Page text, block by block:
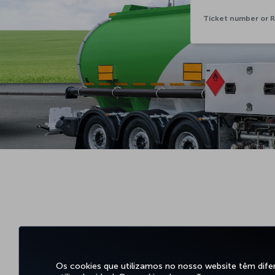
Os cookies que utilizamos no nosso website têm